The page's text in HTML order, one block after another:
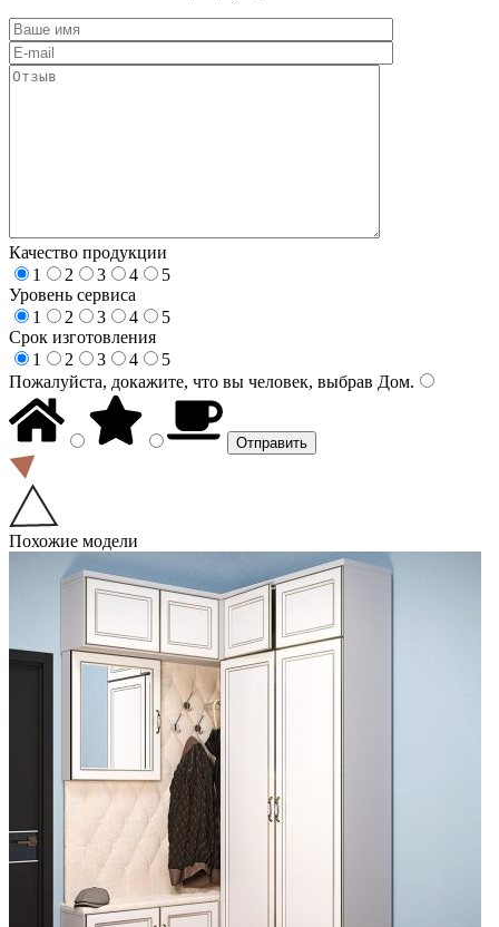
Качество продукции
1
2 3 4
5
Уровень сервиса
1
2 3 4
5
Срок изготовления
1
2 3 4
5
Пожалуйста, докажите, что вы человек, выбрав Дом.
Похожие модели